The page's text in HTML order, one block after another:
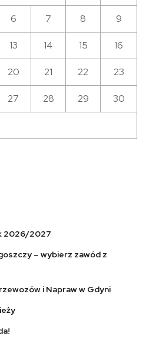
6 7 8 9
13 14 15 16
20 21 22 23
27 28 29 30
2026/2027
– wybierz zawód z
i Napraw w Gdyni